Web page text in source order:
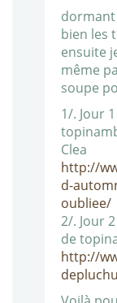
dormant
bien les
ensuite
même
soupe
1/. Jour
Clea
http://
d-
oubliee/
2/. Jour
de
http://